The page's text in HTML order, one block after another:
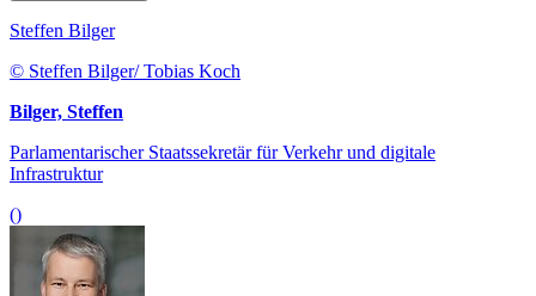
Steffen Bilger
© Steffen Bilger/ Tobias Koch
Bilger, Steffen
Parlamentarischer Staatssekretär für Verkehr und digitale
Infrastruktur
()